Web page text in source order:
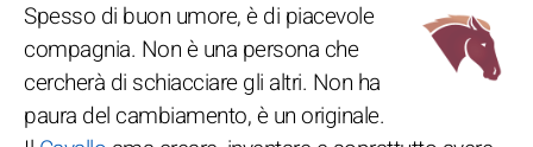
Spesso di buon umore, è di piacevole
compagnia. Non è una persona che
cercherà di schiacciare gli altri. Non ha
paura del cambiamento, è un originale.